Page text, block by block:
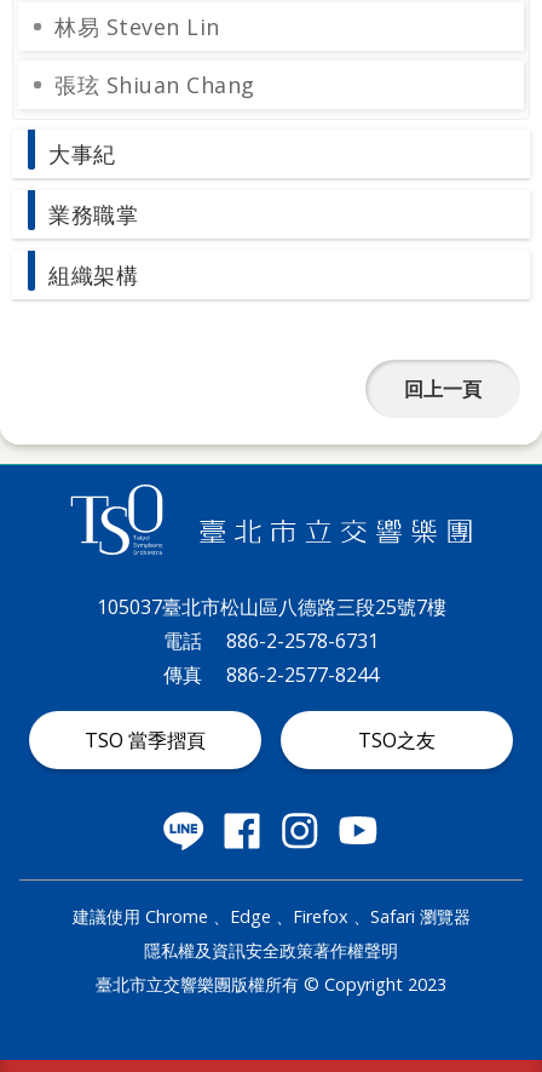
彙
聯
我
隱
私
訊
權
聲
林易 Steven Lin
張玹 Shiuan Chang
大事紀
業務職掌
組織架構
回上一頁
105037臺北市松山區八德路三段25號7樓
電話
886-2-2578-6731
傳真
886-2-2577-8244
TSO 當季摺頁 TSO之友
建議使用 Chrome 、Edge 、Firefox 、Safari 瀏覽器
隱私權及資訊安全政策著作權聲明
臺北市立交響樂團版權所有 © Copyright 2023